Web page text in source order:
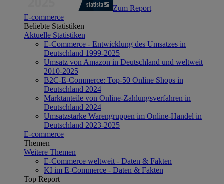
Zum Report
E-commerce
Beliebte Statistiken
Aktuelle Statistiken
E-Commerce - Entwicklung des Umsatzes in
Deutschland 1999-2025
Umsatz von Amazon in Deutschland und weltweit
2010-2025
B2C-E-Commerce: Top-50 Online Shops in
Deutschland 2024
Marktanteile von Online-Zahlungsverfahren in
Deutschland 2024
Umsatzstarke Warengruppen im Online-Handel in
Deutschland 2023-2025
E-commerce
Themen
Weitere Themen
E-Commerce weltweit - Daten & Fakten
KI im E-Commerce - Daten & Fakten
Top Report